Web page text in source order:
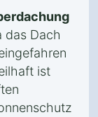
das Dach
ist